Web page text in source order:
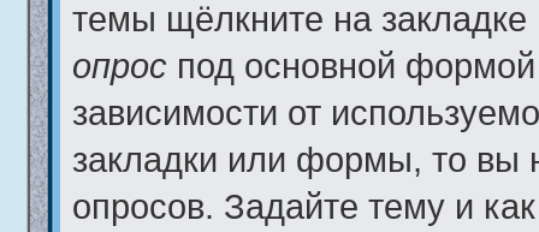
темы щёлкните на
опрос под основной
зависимости от
закладки или формы, то вы
опросов. Задайте тему и